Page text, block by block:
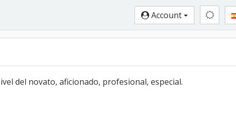
Account
del novato, aficionado, profesional, especial.